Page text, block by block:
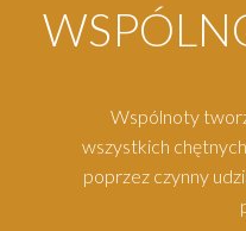
Wspólnoty
wszystkich
poprzez czynny